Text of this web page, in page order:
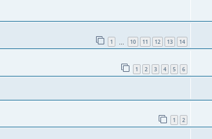
1 10 11 12 13 14
1 2 3 4 5 6
1 2